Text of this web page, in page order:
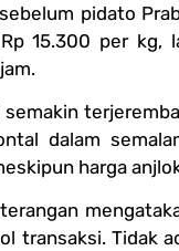
pidato
15.300 per kg,
dalam
harga
transaksi. Tidak